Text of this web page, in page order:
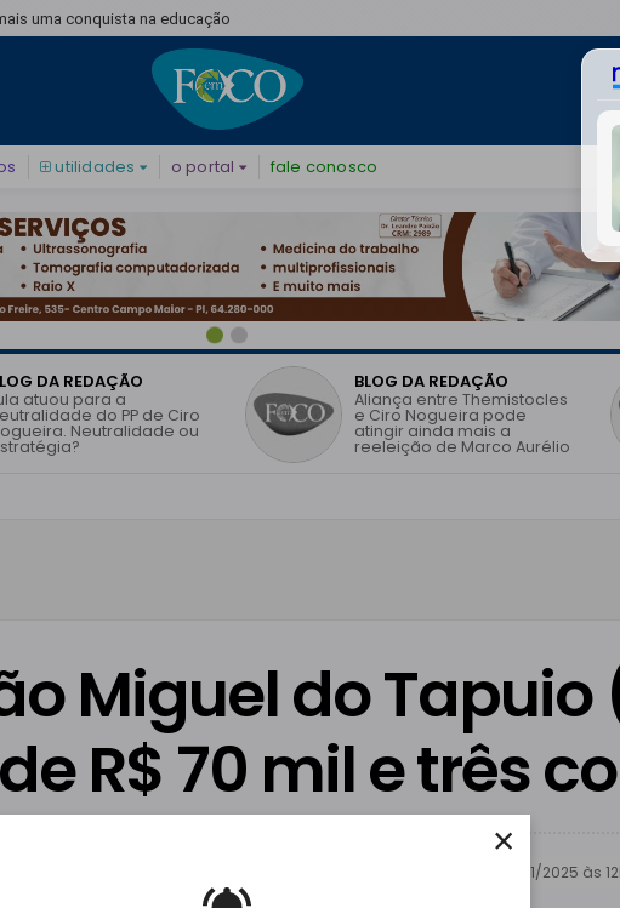
×
uma conquista na educação
utilidades o portal fale conosco
DA REDAÇÃO
atuou para a
do PP de Ciro
Neutralidade ou
BLOG DA REDAÇÃO
Aliança entre Themistocles
e Ciro Nogueira pode
atingir ainda mais a
reeleição de Marco Aurélio
Miguel do Tapuio
R$ 70 mil e três
Pereira 01/11/2025 às